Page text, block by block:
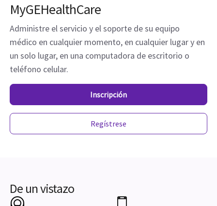
MyGEHealthCare
Administre el servicio y el soporte de su equipo
médico en cualquier momento, en cualquier lugar y en
un solo lugar, en una computadora de escritorio o
teléfono celular.
Inscripción
Regístrese
De un vistazo